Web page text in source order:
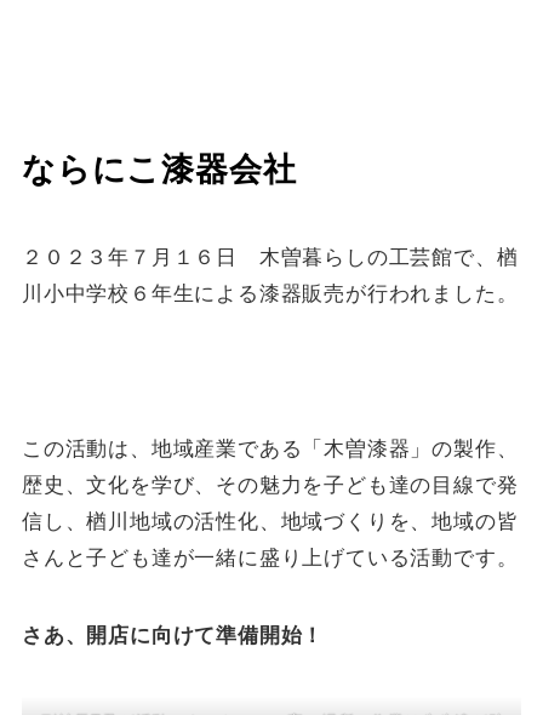
ならにこ漆器会社
２０２３年７月１６日 木曽暮らしの工芸館で、楢
川小中学校６年生による漆器販売が行われました。
この活動は、地域産業である「木曽漆器」の製作、
歴史、文化を学び、その魅力を子ども達の目線で発
信し、楢川地域の活性化、地域づくりを、地域の皆
さんと子ども達が一緒に盛り上げている活動です。
さあ、開店に向けて準備開始！